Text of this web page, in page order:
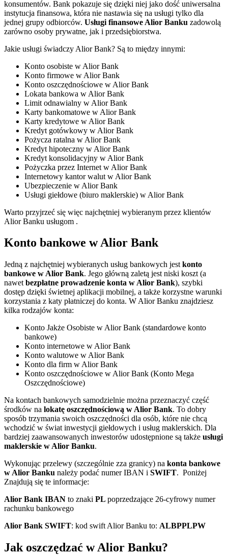
konsumentów. Bank pokazuje się dzięki niej jako dość uniwersalna
instytucja finansowa, która nie nastawia się na usługi tylko dla
jednej grupy odbiorców. Usługi finansowe Alior Banku zadowolą
zarówno osoby prywatne, jak i przedsiębiorstwa.
Jakie usługi świadczy Alior Bank? Są to między innymi:
Konto osobiste w Alior Bank
Konto firmowe w Alior Bank
Konto oszczędnościowe w Alior Bank
Lokata bankowa w Alior Bank
Limit odnawialny w Alior Bank
Karty bankomatowe w Alior Bank
Karty kredytowe w Alior Bank
Kredyt gotówkowy w Alior Bank
Pożycza ratalna w Alior Bank
Kredyt hipoteczny w Alior Bank
Kredyt konsolidacyjny w Alior Bank
Pożyczka przez Internet w Alior Bank
Internetowy kantor walut w Alior Bank
Ubezpieczenie w Alior Bank
Usługi giełdowe (biuro maklerskie) w Alior Bank
Warto przyjrzeć się więc najchętniej wybieranym przez klientów
Alior Banku usługom .
Konto bankowe w Alior Bank
Jedną z najchętniej wybieranych usług bankowych jest konto
bankowe w Alior Bank. Jego główną zaletą jest niski koszt (a
nawet bezpłatne prowadzenie konta w Alior Bank), szybki
dostęp dzięki świetnej aplikacji mobilnej, a także korzystne warunki
korzystania z katy płatniczej do konta. W Alior Banku znajdziesz
kilka rodzajów konta:
Konto Jakże Osobiste w Alior Bank (standardowe konto
bankowe)
Konto internetowe w Alior Bank
Konto walutowe w Alior Bank
Konto dla firm w Alior Bank
Konto oszczędnościowe w Alior Bank (Konto Mega
Oszczędnościowe)
Na kontach bankowych samodzielnie można przeznaczyć część
środków na lokatę oszczędnościową w Alior Bank. To dobry
sposób trzymania swoich oszczędności dla osób, które nie chcą
wchodzić w świat inwestycji giełdowych i usług maklerskich. Dla
bardziej zaawansowanych inwestorów udostępnione są także usługi
maklerskie w Alior Banku.
Wykonując przelewy (szczególnie zza granicy) na konta bankowe
w Alior Banku należy podać numer IBAN i SWIFT. Poniżej
Znajdują się te informacje:
Alior Bank IBAN to znaki PL poprzedzające 26-cyfrowy numer
rachunku bankowego
Alior Bank SWIFT: kod swift Alior Banku to: ALBPPLPW
Jak oszczędzać w Alior Banku?